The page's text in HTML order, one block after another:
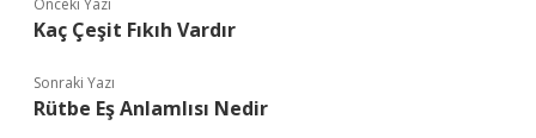
Önceki Yazı
Kaç Çeşit Fıkıh Vardır
Sonraki Yazı
Rütbe Eş Anlamlısı Nedir